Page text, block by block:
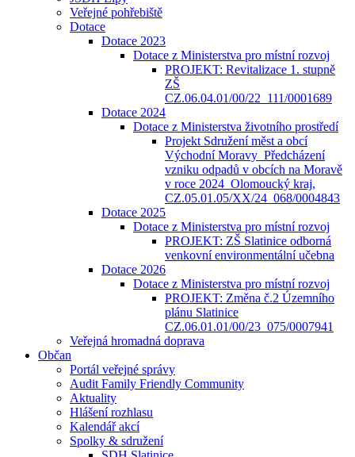
Veřejné pohřebiště
Dotace
Dotace 2023
Dotace z Ministerstva pro místní rozvoj
PROJEKT: Revitalizace 1. stupně
ZŠ
CZ.06.04.01/00/22_111/0001689
Dotace 2024
Dotace z Ministerstva životního prostředí
Projekt Sdružení měst a obcí
Východní Moravy_Předcházení
vzniku odpadů v obcích na Moravě
v roce 2024_Olomoucký kraj,
CZ.05.01.05/XX/24_068/0004843
Dotace 2025
Dotace z Ministerstva pro místní rozvoj
PROJEKT: ZŠ Slatinice odborná
venkovní environmentální učebna
Dotace 2026
Dotace z Ministerstva pro místní rozvoj
PROJEKT: Změna č.2 Územního
plánu Slatinice
CZ.06.01.01/00/23_075/0007941
Veřejná hromadná doprava
Občan
Portál veřejné správy
Audit Family Friendly Community
Aktuality
Hlášení rozhlasu
Kalendář akcí
Spolky & sdružení